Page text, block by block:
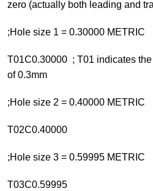
zero (actually both leading and
;Hole size 1 = 0.30000 METRIC
T01C0.30000 ; T01 indicates
of 0.3mm
;Hole size 2 = 0.40000 METRIC
T02C0.40000
;Hole size 3 = 0.59995 METRIC
T03C0.59995